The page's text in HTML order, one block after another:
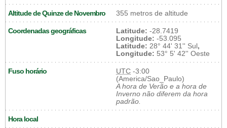
Altitude de Quinze de Novembro 355 metros de altitude
Coordenadas geográficas Latitude: -28.7419
Longitude: -53.095
Latitude: 28° 44' 31'' Sul,
Longitude: 53° 5' 42'' Oeste
Fuso horário UTC -3:00
(America/Sao_Paulo)
A hora de Verão e a hora de
Inverno não diferem da hora
padrão.
Hora local